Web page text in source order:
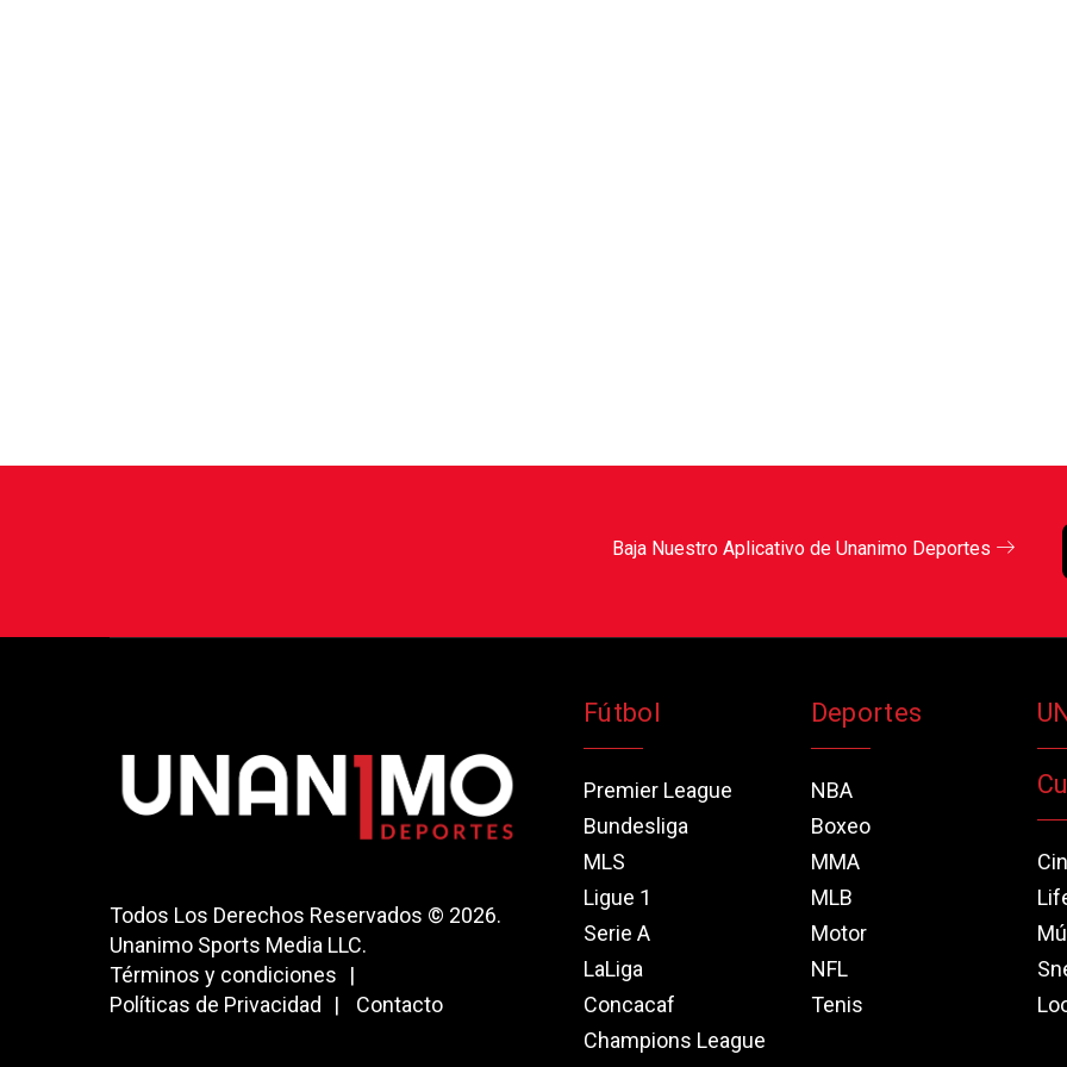
Baja Nuestro Aplicativo de Unanimo Deportes
Todos Los Derechos Reservados © 2026.
Unanimo Sports Media LLC.
Términos y condiciones
Políticas de Privacidad
Contacto
Fútbol
Premier League
Bundesliga
MLS
Ligue 1
Serie A
LaLiga
Concacaf
Champions League
Deportes
NBA
Boxeo
MMA
MLB
Motor
NFL
Tenis